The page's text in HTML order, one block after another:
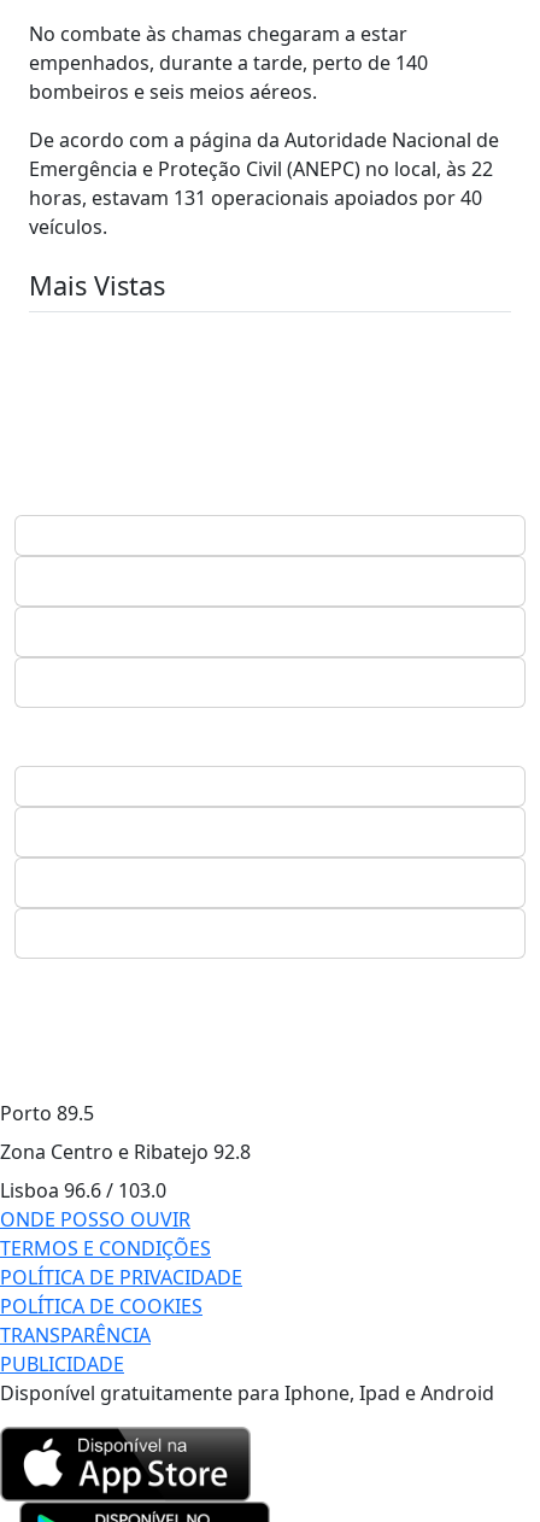
No combate às chamas chegaram a estar
empenhados, durante a tarde, perto de 140
bombeiros e seis meios aéreos.
De acordo com a página da Autoridade Nacional de
Emergência e Proteção Civil (ANEPC) no local, às 22
horas, estavam 131 operacionais apoiados por 40
veículos.
Mais Vistas
Porto 89.5
Zona Centro e Ribatejo 92.8
Lisboa 96.6 / 103.0
ONDE POSSO OUVIR
TERMOS E CONDIÇÕES
POLÍTICA DE PRIVACIDADE
POLÍTICA DE COOKIES
TRANSPARÊNCIA
PUBLICIDADE
Disponível gratuitamente para Iphone, Ipad e Android